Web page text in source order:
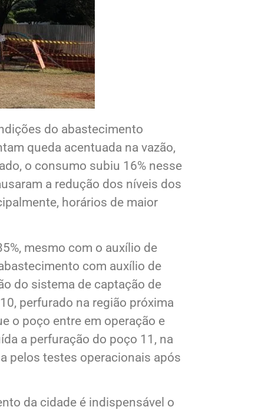
do abastecimento
queda acentuada na vazão,
o consumo subiu 16% nesse
a redução dos níveis dos
horários de maior
mesmo com o auxílio de
com auxílio de
do sistema de captação de
perfurado na região próxima
o poço entre em operação e
a perfuração do poço 11, na
pelos testes operacionais após
da cidade é indispensável o